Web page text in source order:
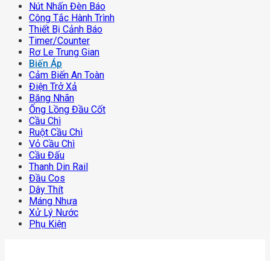
Nút Nhấn Đèn Báo
Công Tắc Hành Trình
Thiết Bị Cảnh Báo
Timer/counter
Rơ Le Trung Gian
Biến Áp
Cảm Biến An Toàn
Điện Trở Xả
Băng Nhãn
Ống Lồng Đầu Cốt
Cầu Chì
Ruột Cầu Chì
Vỏ Cầu Chì
Cầu Đấu
Thanh Din Rail
Đầu Cos
Dây Thít
Máng Nhựa
Xử Lý Nước
Phụ Kiện